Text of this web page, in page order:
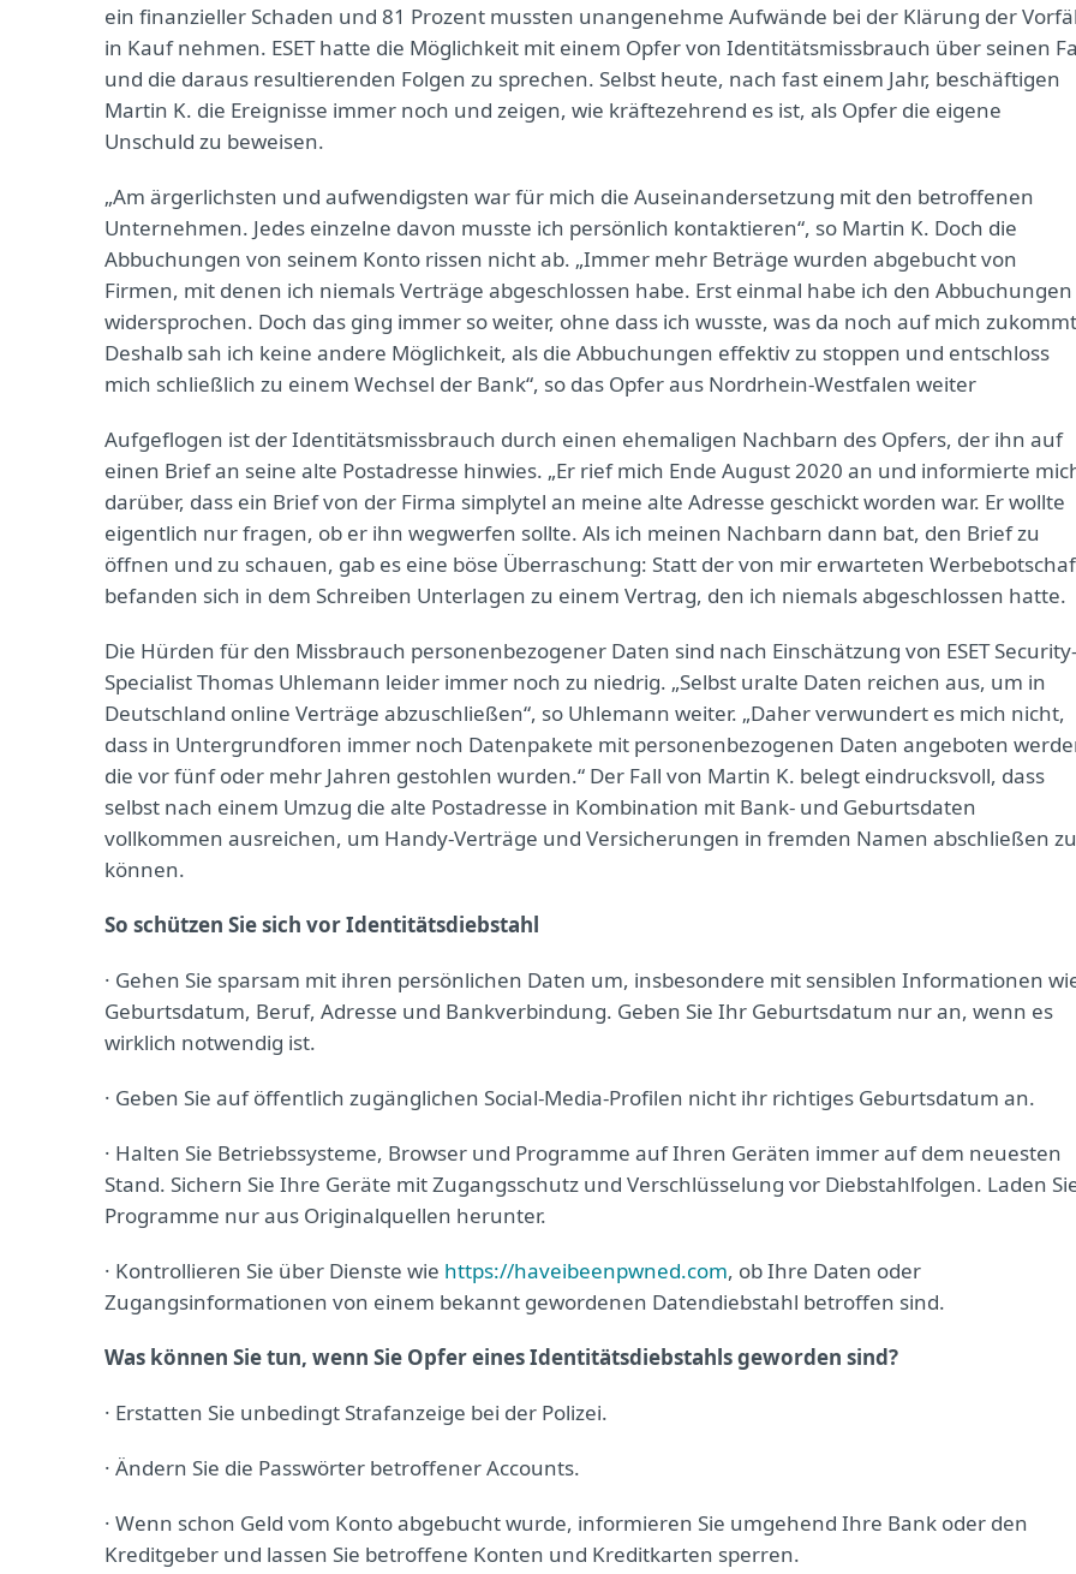
ein finanzieller Schaden und 81 Prozent mussten unangenehme Aufwände bei der Klärung der
in Kauf nehmen. ESET hatte die Möglichkeit mit einem Opfer von Identitätsmissbrauch über seinen
und die daraus resultierenden Folgen zu sprechen. Selbst heute, nach fast einem Jahr, beschäftigen
Martin K. die Ereignisse immer noch und zeigen, wie kräftezehrend es ist, als Opfer die eigene
Unschuld zu beweisen.
„Am ärgerlichsten und aufwendigsten war für mich die Auseinandersetzung mit den betroffenen
Unternehmen. Jedes einzelne davon musste ich persönlich kontaktieren“, so Martin K. Doch die
Abbuchungen von seinem Konto rissen nicht ab. „Immer mehr Beträge wurden abgebucht von
Firmen, mit denen ich niemals Verträge abgeschlossen habe. Erst einmal habe ich den Abbuchungen
widersprochen. Doch das ging immer so weiter, ohne dass ich wusste, was da noch auf mich
Deshalb sah ich keine andere Möglichkeit, als die Abbuchungen effektiv zu stoppen und entschloss
mich schließlich zu einem Wechsel der Bank“, so das Opfer aus Nordrhein-Westfalen weiter
Aufgeflogen ist der Identitätsmissbrauch durch einen ehemaligen Nachbarn des Opfers, der ihn auf
einen Brief an seine alte Postadresse hinwies. „Er rief mich Ende August 2020 an und informierte
darüber, dass ein Brief von der Firma simplytel an meine alte Adresse geschickt worden war. Er wollte
eigentlich nur fragen, ob er ihn wegwerfen sollte. Als ich meinen Nachbarn dann bat, den Brief zu
öffnen und zu schauen, gab es eine böse Überraschung: Statt der von mir erwarteten
befanden sich in dem Schreiben Unterlagen zu einem Vertrag, den ich niemals abgeschlossen hatte.
Die Hürden für den Missbrauch personenbezogener Daten sind nach Einschätzung von ESET Security-
Specialist Thomas Uhlemann leider immer noch zu niedrig. „Selbst uralte Daten reichen aus, um in
Deutschland online Verträge abzuschließen“, so Uhlemann weiter. „Daher verwundert es mich nicht,
dass in Untergrundforen immer noch Datenpakete mit personenbezogenen Daten angeboten
die vor fünf oder mehr Jahren gestohlen wurden.“ Der Fall von Martin K. belegt eindrucksvoll, dass
selbst nach einem Umzug die alte Postadresse in Kombination mit Bank- und Geburtsdaten
vollkommen ausreichen, um Handy-Verträge und Versicherungen in fremden Namen abschließen zu
können.
So schützen Sie sich vor Identitätsdiebstahl
· Gehen Sie sparsam mit ihren persönlichen Daten um, insbesondere mit sensiblen Informationen
Geburtsdatum, Beruf, Adresse und Bankverbindung. Geben Sie Ihr Geburtsdatum nur an, wenn es
wirklich notwendig ist.
· Geben Sie auf öffentlich zugänglichen Social-Media-Profilen nicht ihr richtiges Geburtsdatum an.
· Halten Sie Betriebssysteme, Browser und Programme auf Ihren Geräten immer auf dem neuesten
Stand. Sichern Sie Ihre Geräte mit Zugangsschutz und Verschlüsselung vor Diebstahlfolgen. Laden
Programme nur aus Originalquellen herunter.
· Kontrollieren Sie über Dienste wie https://haveibeenpwned.com, ob Ihre Daten oder
Zugangsinformationen von einem bekannt gewordenen Datendiebstahl betroffen sind.
Was können Sie tun, wenn Sie Opfer eines Identitätsdiebstahls geworden sind?
· Erstatten Sie unbedingt Strafanzeige bei der Polizei.
· Ändern Sie die Passwörter betroffener Accounts.
· Wenn schon Geld vom Konto abgebucht wurde, informieren Sie umgehend Ihre Bank oder den
Kreditgeber und lassen Sie betroffene Konten und Kreditkarten sperren.